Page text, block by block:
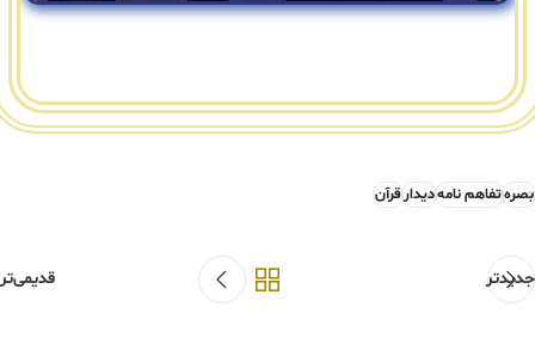
بصرهتفاهم نامهدیدارقرآن
جدیدتر قدیمی‌تر